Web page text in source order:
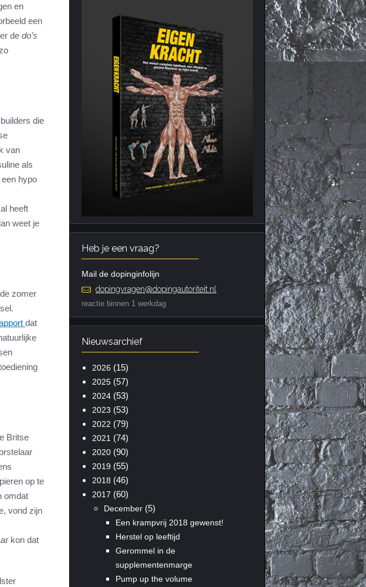
en
een
de do’s
die
van
als
hypo
heeft
weet je
zomer
dat
Britse
op te
omdat
vond zijn
kon dat
Heb je een vraag?
Mail de dopinginfolijn
dopingvragen@dopingautoriteit.nl
reactie binnen 1 werkdag
Nieuwsarchief
2026 (15)
2025(57)
2024(53)
2023 (53)
2022 (79)
2021 (74)
2020(90)
2019 (55)
2018 (46)
2017 (60)
December(5)
Een krampvrij 2018 gewenst!
Herstel op leeftijd
Gerommel in de
supplementenmarge
Pump up the volume